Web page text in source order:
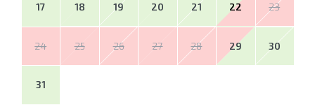
17 18 19 20 21 22 23
24 25 26 27 28 29 30
31